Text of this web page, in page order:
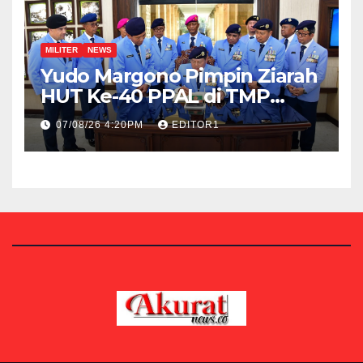
MILITER NEWS
Yudo Margono Pimpin Ziarah
HUT Ke-40 PPAL di TMP
Kalibata
07/08/26 4:20PM EDITOR1